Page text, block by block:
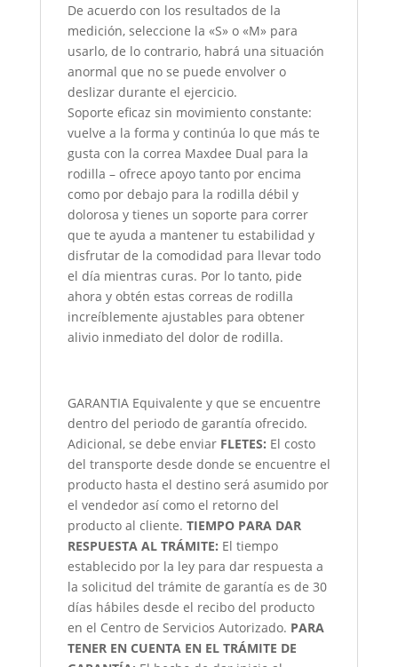
De acuerdo con los resultados de la
medición, seleccione la «S» o «M» para
usarlo, de lo contrario, habrá una situación
anormal que no se puede envolver o
deslizar durante el ejercicio.
Soporte eficaz sin movimiento constante:
vuelve a la forma y continúa lo que más te
gusta con la correa Maxdee Dual para la
rodilla – ofrece apoyo tanto por encima
como por debajo para la rodilla débil y
dolorosa y tienes un soporte para correr
que te ayuda a mantener tu estabilidad y
disfrutar de la comodidad para llevar todo
el día mientras curas. Por lo tanto, pide
ahora y obtén estas correas de rodilla
increíblemente ajustables para obtener
alivio inmediato del dolor de rodilla.
GARANTIA Equivalente y que se encuentre
dentro del periodo de garantía ofrecido.
Adicional, se debe enviar FLETES: El costo
del transporte desde donde se encuentre el
producto hasta el destino será asumido por
el vendedor así como el retorno del
producto al cliente. TIEMPO PARA DAR
RESPUESTA AL TRÁMITE: El tiempo
establecido por la ley para dar respuesta a
la solicitud del trámite de garantía es de 30
días hábiles desde el recibo del producto
en el Centro de Servicios Autorizado. PARA
TENER EN CUENTA EN EL TRÁMITE DE